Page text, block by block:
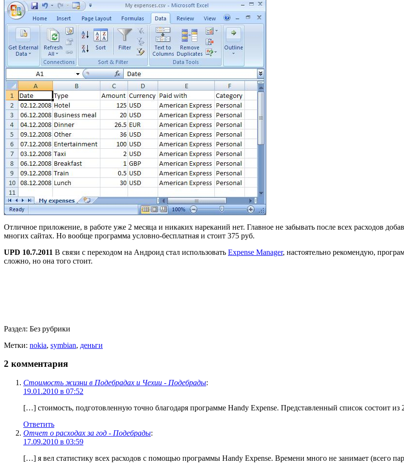
Отличное приложение, в работе уже 2 месяца и никаких нареканий нет. Главное не забывать после всех расходов
многих сайтах. Но вообще программа условно-бесплатная и стоит 375 руб.
UPD 10.7.2011 В связи с переходом на Андроид стал использовать Expense Manager, настоятельно рекомендую,
сложно, но она того стоит.
Раздел: Без рубрики
Метки: nokia, symbian, деньги
2 комментария
Стоимость жизни в Подебрадах и Чехии - Подебрады:
19.01.2010 в 07:52
[…] стоимость, подготовленную точно благодаря программе Handy Expense. Представленный список состоит
Ответить
Отчет о расходах за год - Подебрады:
17.09.2010 в 03:59
[…] я вел статистику всех расходов с помощью программы Handy Expense. Времени много не занимает (всего